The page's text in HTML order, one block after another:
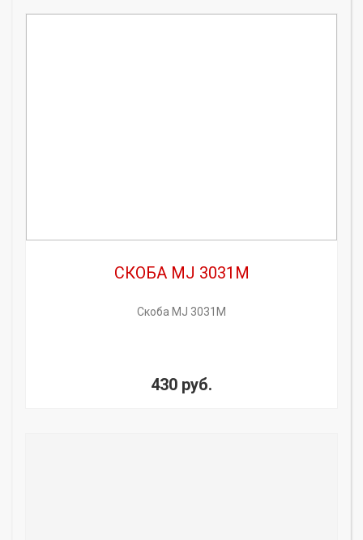
СКОБА MJ 3031M
Скоба MJ 3031M
430 руб.